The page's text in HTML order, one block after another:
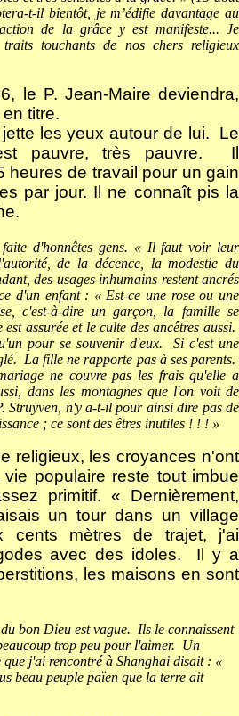
t-il bientôt, je m’édifie davantage au
de la grâce y est manifeste... Je
touchants de nos chers religieux
le P. Jean-Maire deviendra,
titre.
les yeux autour de lui.
Le
pauvre, très pauvre.
Il
heures de travail pour un gain
par jour. Il ne connaît pis la
faite d'honnêtes gens. « Il faut voir leur
de la décence, la modestie du
des usages inhumains restent ancrés
d'un enfant : « Est-ce une rose ou une
c'est-à-dire un garçon, la famille se
est assurée et le culte des ancêtres aussi.
pour se souvenir d'eux.
Si c'est une
La fille ne rapporte pas à ses parents.
ne couvre pas les frais qu'elle a
dans les montagnes que l'on voit de
Struyven, n'y a-t-il pour ainsi dire pas de
; ce sont des êtres inutiles ! ! ! »
religieux, les croyances n'ont
vie populaire reste tout imbue
primitif. « Dernièrement,
un tour dans un village
cents mètres de trajet, j'ai
avec des idoles.
Il y a
les maisons en sont
bon Dieu est vague. Ils le connaissent
trop peu pour l'aimer. Un
que j'ai rencontré à Shanghai disait : «
beau peuple païen que la terre ait